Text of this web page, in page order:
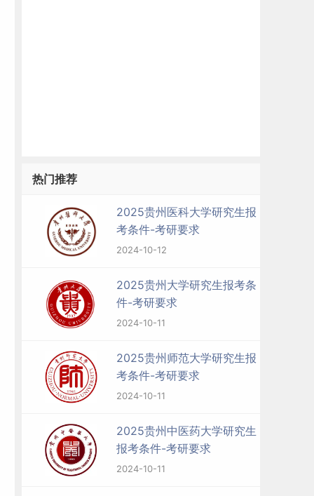
热门推荐
2025贵州医科大学研究生报
考条件-考研要求
2024-10-12
2025贵州大学研究生报考条
件-考研要求
2024-10-11
2025贵州师范大学研究生报
考条件-考研要求
2024-10-11
2025贵州中医药大学研究生
报考条件-考研要求
2024-10-11